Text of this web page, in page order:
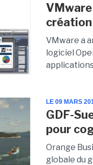
VMware a
logiciel
LE 09 MARS
GDF-
pour
Orange
globale du